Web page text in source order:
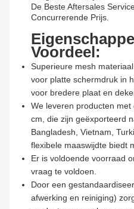
De Beste Aftersales
Concurrerende Prijs.
Voordeel:
Superieure mesh
voor platte schermdruk in
voor bredere plaat en
We leveren producten
cm, die zijn geëxporteerd
Bangladesh, Vietnam,
flexibele maaswijdte biedt
Er is voldoende voorraad
vraag te voldoen.
Door een
afwerking en reiniging)